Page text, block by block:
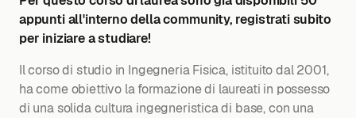
appunti all'interno della community, registrati subito
per iniziare a studiare!
Il corso di studio in Ingegneria Fisica, istituito dal 2001,
ha come obiettivo la formazione di laureati in possesso
di una solida cultura ingegneristica di base, con una